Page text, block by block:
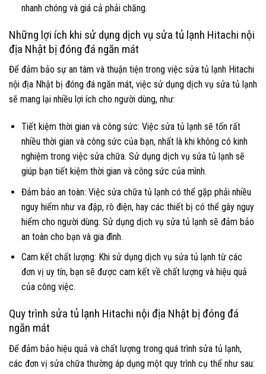
nhanh chóng và giá cả phải chăng.
Những lợi ích khi sử dụng dịch vụ sửa tủ lạnh Hitachi nội
địa Nhật bị đóng đá ngăn mát
Để đảm bảo sự an tâm và thuận tiện trong việc sửa tủ lạnh Hitachi
nội địa Nhật bị đóng đá ngăn mát, việc sử dụng dịch vụ sửa tủ lạnh
sẽ mang lại nhiều lợi ích cho người dùng, như:
Tiết kiệm thời gian và công sức: Việc sửa tủ lạnh sẽ tốn rất
nhiều thời gian và công sức của bạn, nhất là khi không có kinh
nghiệm trong việc sửa chữa. Sử dụng dịch vụ sửa tủ lạnh sẽ
giúp bạn tiết kiệm thời gian và công sức của mình.
Đảm bảo an toàn: Việc sửa chữa tủ lạnh có thể gặp phải nhiều
nguy hiểm như va đập, rò điện, hay các thiết bị có thể gây nguy
hiểm cho người dùng. Sử dụng dịch vụ sửa tủ lạnh sẽ đảm bảo
an toàn cho bạn và gia đình.
Cam kết chất lượng: Khi sử dụng dịch vụ sửa tủ lạnh từ các
đơn vị uy tín, bạn sẽ được cam kết về chất lượng và hiệu quả
của công việc.
Quy trình sửa tủ lạnh Hitachi nội địa Nhật bị đóng đá
ngăn mát
Để đảm bảo hiệu quả và chất lượng trong quá trình sửa tủ lạnh,
các đơn vị sửa chữa thường áp dụng một quy trình cụ thể như sau: